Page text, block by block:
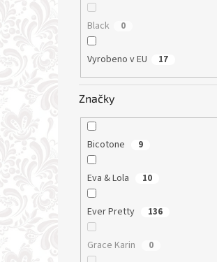
Black 0
Vyrobeno v EU 17
Značky
Bicotone 9
Eva & Lola 10
Ever Pretty 136
Grace Karin 0